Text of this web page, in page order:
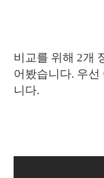
비교를 위해 2개
어봤습니다. 우선
니다.